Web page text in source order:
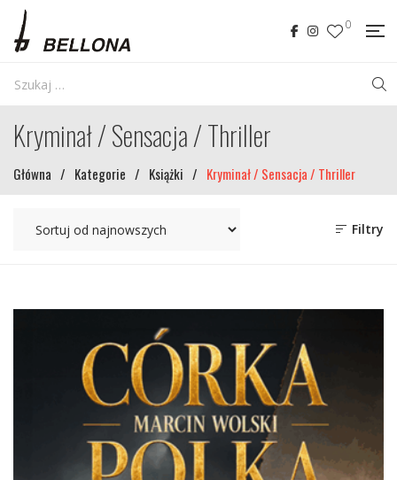
0
Kryminał / Sensacja / Thriller
Główna / Kategorie / Książki / Kryminał / Sensacja / Thriller
Filtry